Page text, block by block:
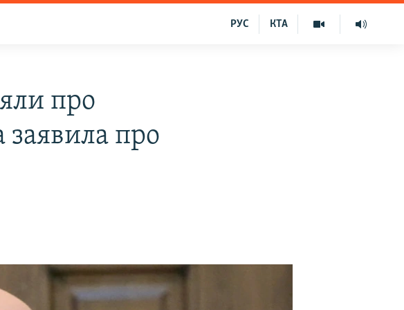
КТА
РУС
про
заявила про